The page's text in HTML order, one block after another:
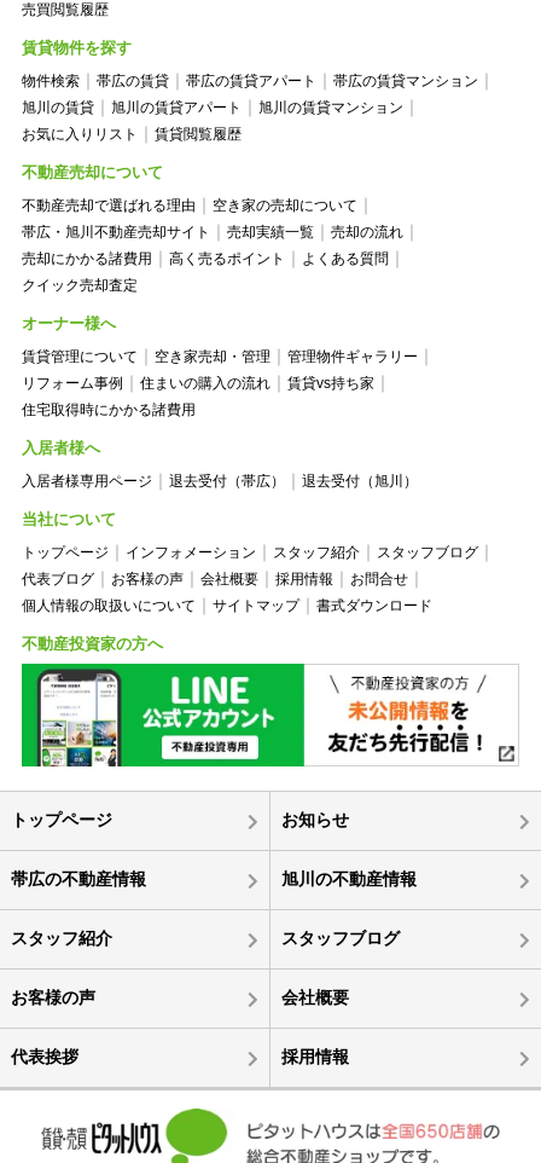
売買閲覧履歴
賃貸物件を探す
物件検索 帯広の賃貸 帯広の賃貸アパート
帯広の賃貸マンション
旭川の賃貸
旭川の賃貸アパート
旭川の賃貸マンション
お気に入りリスト
賃貸閲覧履歴
不動産売却について
不動産売却で選ばれる理由
空き家の売却について
帯広・旭川不動産売却サイト
売却実績一覧
売却の流れ
売却にかかる諸費用
高く売るポイント
よくある質問
クイック売却査定
オーナー様へ
賃貸管理について 空き家売却・管理
管理物件ギャラリー
リフォーム事例
住まいの購入の流れ
賃貸vs持ち家
住宅取得時にかかる諸費用
入居者様へ
入居者様専用ページ 退去受付（帯広） 退去受付（旭川）
当社について
トップページ インフォメーション スタッフ紹介
スタッフブログ
代表ブログ
お客様の声 会社概要 採用情報
お問合せ
個人情報の取扱いについて
サイトマップ 書式ダウンロード
不動産投資家の方へ
トップページ お知らせ
帯広の不動産情報 旭川の不動産情報
スタッフ紹介 スタッフブログ
お客様の声 会社概要
代表挨拶 採用情報